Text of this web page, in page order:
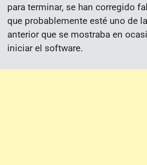
para terminar, se han corregido
que probablemente esté uno de
anterior que se mostraba en
iniciar el software.